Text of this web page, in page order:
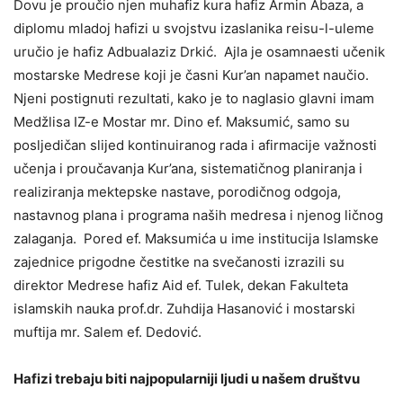
Dovu je proučio njen muhafiz kura hafiz Armin Abaza, a
diplomu mladoj hafizi u svojstvu izaslanika reisu-l-uleme
uručio je hafiz Adbualaziz Drkić. Ajla je osamnaesti učenik
mostarske Medrese koji je časni Kur’an napamet naučio.
Njeni postignuti rezultati, kako je to naglasio glavni imam
Medžlisa IZ-e Mostar mr. Dino ef. Maksumić, samo su
posljedičan slijed kontinuiranog rada i afirmacije važnosti
učenja i proučavanja Kur’ana, sistematičnog planiranja i
realiziranja mektepske nastave, porodičnog odgoja,
nastavnog plana i programa naših medresa i njenog ličnog
zalaganja. Pored ef. Maksumića u ime institucija Islamske
zajednice prigodne čestitke na svečanosti izrazili su
direktor Medrese hafiz Aid ef. Tulek, dekan Fakulteta
islamskih nauka prof.dr. Zuhdija Hasanović i mostarski
muftija mr. Salem ef. Dedović.
Hafizi trebaju biti najpopularniji ljudi u našem društvu